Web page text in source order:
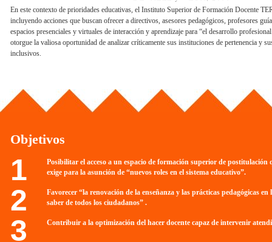
En este contexto de prioridades educativas, el Instituto Superior de Formación Docente
incluyendo acciones que buscan ofrecer a directivos, asesores pedagógicos, profesores
espacios presenciales y virtuales de interacción y aprendizaje para “el desarrollo
otorgue la valiosa oportunidad de analizar críticamente sus instituciones de pertenencia y
inclusivos.
Objetivos
Posibilitar el acceso a un espacio de formación superior de
exige para la asunción de “nuevos roles en el sistema educativo”.
Favorecer “la renovación de la enseñanza y las prácticas pedagógicas
saber de todos los ciudadanos” .
Contribuir a la optimización del hacer docente capaz de intervenir